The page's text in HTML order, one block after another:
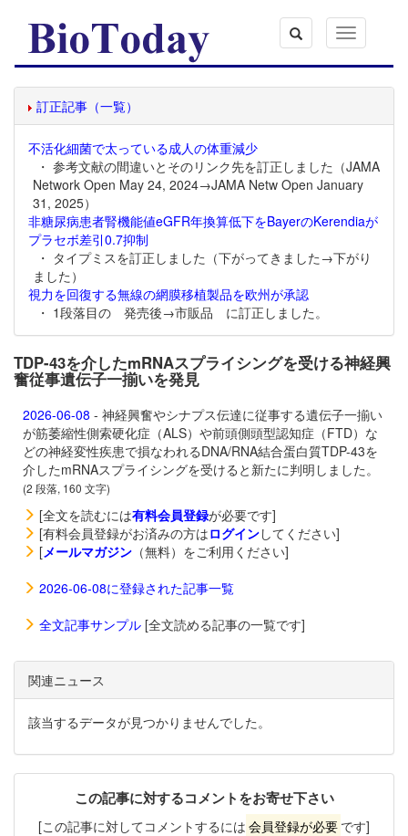
Toggle
navigation
訂正記事（一覧）
不活化細菌で太っている成人の体重減少
・ 参考文献の間違いとそのリンク先を訂正しました（JAMA
Network Open May 24, 2024→JAMA Netw Open January
31, 2025）
非糖尿病患者腎機能値eGFR年換算低下をBayerのKerendiaが
プラセボ差引0.7抑制
・ タイプミスを訂正しました（下がってきました→下がり
ました）
視力を回復する無線の網膜移植製品を欧州が承認
・ 1段落目の 発売後→市販品 に訂正しました。
TDP-43を介したmRNAスプライシングを受ける神経興
奮従事遺伝子一揃いを発見
2026-06-08 - 神経興奮やシナプス伝達に従事する遺伝子一揃い
が筋萎縮性側索硬化症（ALS）や前頭側頭型認知症（FTD）な
どの神経変性疾患で損なわれるDNA/RNA結合蛋白質TDP-43を
介したmRNAスプライシングを受けると新たに判明しました。
(2 段落, 160 文字)
[全文を読むには有料会員登録が必要です]
[有料会員登録がお済みの方はログインしてください]
[メールマガジン （無料）をご利用ください]
2026-06-08に登録された記事一覧
全文記事サンプル [全文読める記事の一覧です]
関連ニュース
該当するデータが見つかりませんでした。
この記事に対するコメントをお寄せ下さい
[この記事に対してコメントするには 会員登録が必要 です]